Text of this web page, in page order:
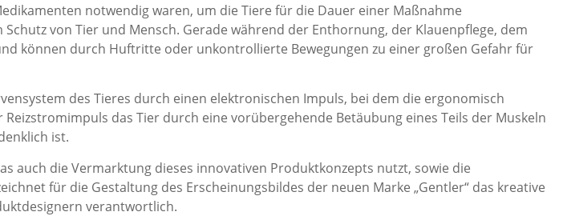
notwendig waren, um die Tiere für die Dauer einer Maßnahme
von Tier und Mensch. Gerade während der Enthornung, der Klauenpflege, dem
können durch Huftritte oder unkontrollierte Bewegungen zu einer großen Gefahr für
des Tieres durch einen elektronischen Impuls, bei dem die ergonomisch
das Tier durch eine vorübergehende Betäubung eines Teils der Muskeln
ist.
auch die Vermarktung dieses innovativen Produktkonzepts nutzt, sowie die
für die Gestaltung des Erscheinungsbildes der neuen Marke „Gentler“ das kreative
verantwortlich.